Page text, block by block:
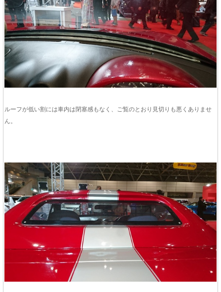
ルーフが低い割には車内は閉塞感もなく、ご覧のとおり見切りも悪くありませ
ん。